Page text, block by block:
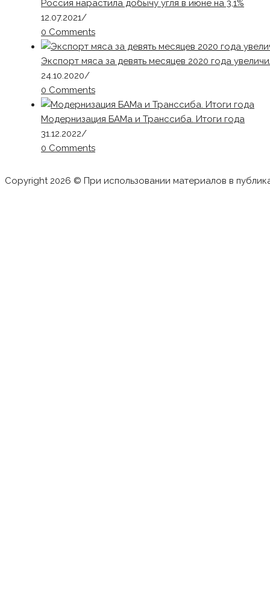
Россия нарастила добычу угля в июне на 3,1%
12.07.2021/
0 Comments
Экспорт мяса за девять месяцев 2020 года
24.10.2020/
0 Comments
Модернизация БАМа и Транссиба. Итоги года
31.12.2022/
0 Comments
Copyright 2026 © При использовании материалов в